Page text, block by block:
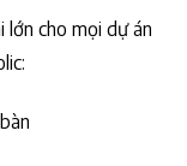
lớn cho mọi dự án